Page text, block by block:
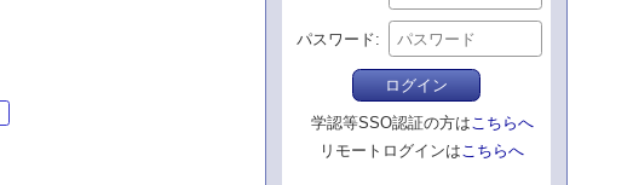
パスワード
ログイン
学認等SSO認証の方はこちらへ
リモートログインはこちらへ